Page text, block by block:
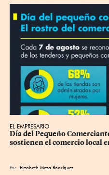
EL EMPRESARIO
Día del Pequeño
sostienen el comercio local
Por Elizabeth Meza Rodríguez